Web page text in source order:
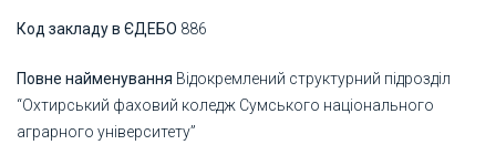
Код закладу в ЄДЕБО 886
Повне найменування Відокремлений структурний підрозділ
“Охтирський фаховий коледж Сумського національного
аграрного університету”